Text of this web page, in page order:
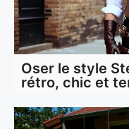
Oser le style
rétro, chic et